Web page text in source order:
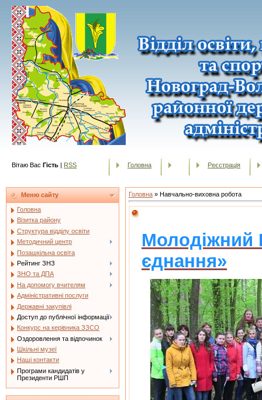
Вітаю Вас Гість | RSS Головна Реєстрація
Меню сайту
Головна
Візитка району
Структура відділу освіти
Методичний центр
Позашкільна освіта
Рейтинг ЗНЗ
ЗНО та ДПА
На допомогу вчителям
Адміністративні послуги
Державні закупівлі
Доступ до публічної інформації
Конкурс на керівника ЗЗСО
Оздоровлення та відпочинок
Шкільні музеї
Наші контакти
Програми кандидатів у
Президенти РШП
Головна » Навчально-виховна робота
Молодіжний
єднання»